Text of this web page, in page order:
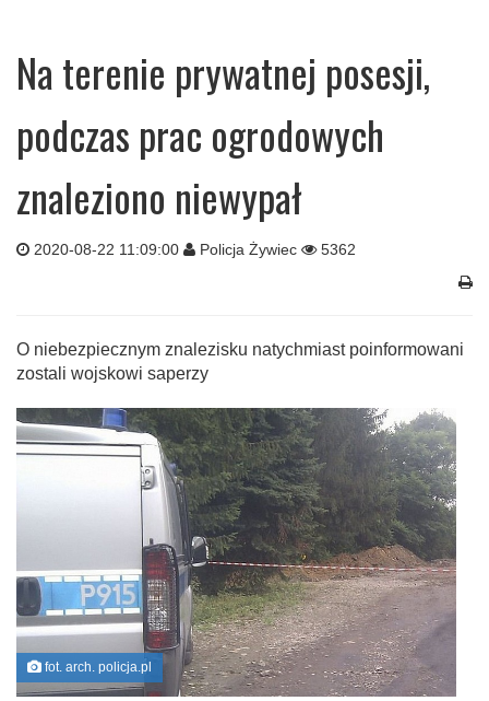
Na terenie prywatnej posesji,
podczas prac ogrodowych
znaleziono niewypał
2020-08-22 11:09:00 Policja Żywiec 5362
O niebezpiecznym znalezisku natychmiast poinformowani
zostali wojskowi saperzy
fot. arch. policja.pl